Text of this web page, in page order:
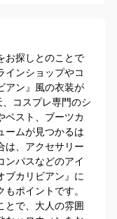
お探しとのことで
インショップやコ
アン』風の衣装が
コスプレ専門のシ
ベスト、ブーツカ
ームが見つかるは
は、アクセサリー
ンパスなどのアイ
ブカリビアン』に
ポイントです。
とで、大人の雰囲